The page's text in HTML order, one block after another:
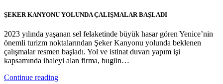
ŞEKER KANYONU YOLUNDA ÇALIŞMALAR BAŞLADI
2023 yılında yaşanan sel felaketinde büyük hasar gören Yenice’nin
önemli turizm noktalarından Şeker Kanyonu yolunda beklenen
çalışmalar resmen başladı. Yol ve istinat duvarı yapım işi
kapsamında ihaleyi alan firma, bugün…
Continue reading